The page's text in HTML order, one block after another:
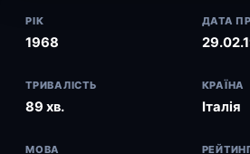
РІК
1968
ДАТА
ТРИВАЛІСТЬ
89 хв.
КРАЇНА
Італія
МОВА